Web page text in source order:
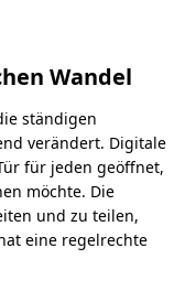
Wandel
ständigen
verändert. Digitale
für jeden geöffnet,
möchte. Die
und zu teilen,
eine regelrechte